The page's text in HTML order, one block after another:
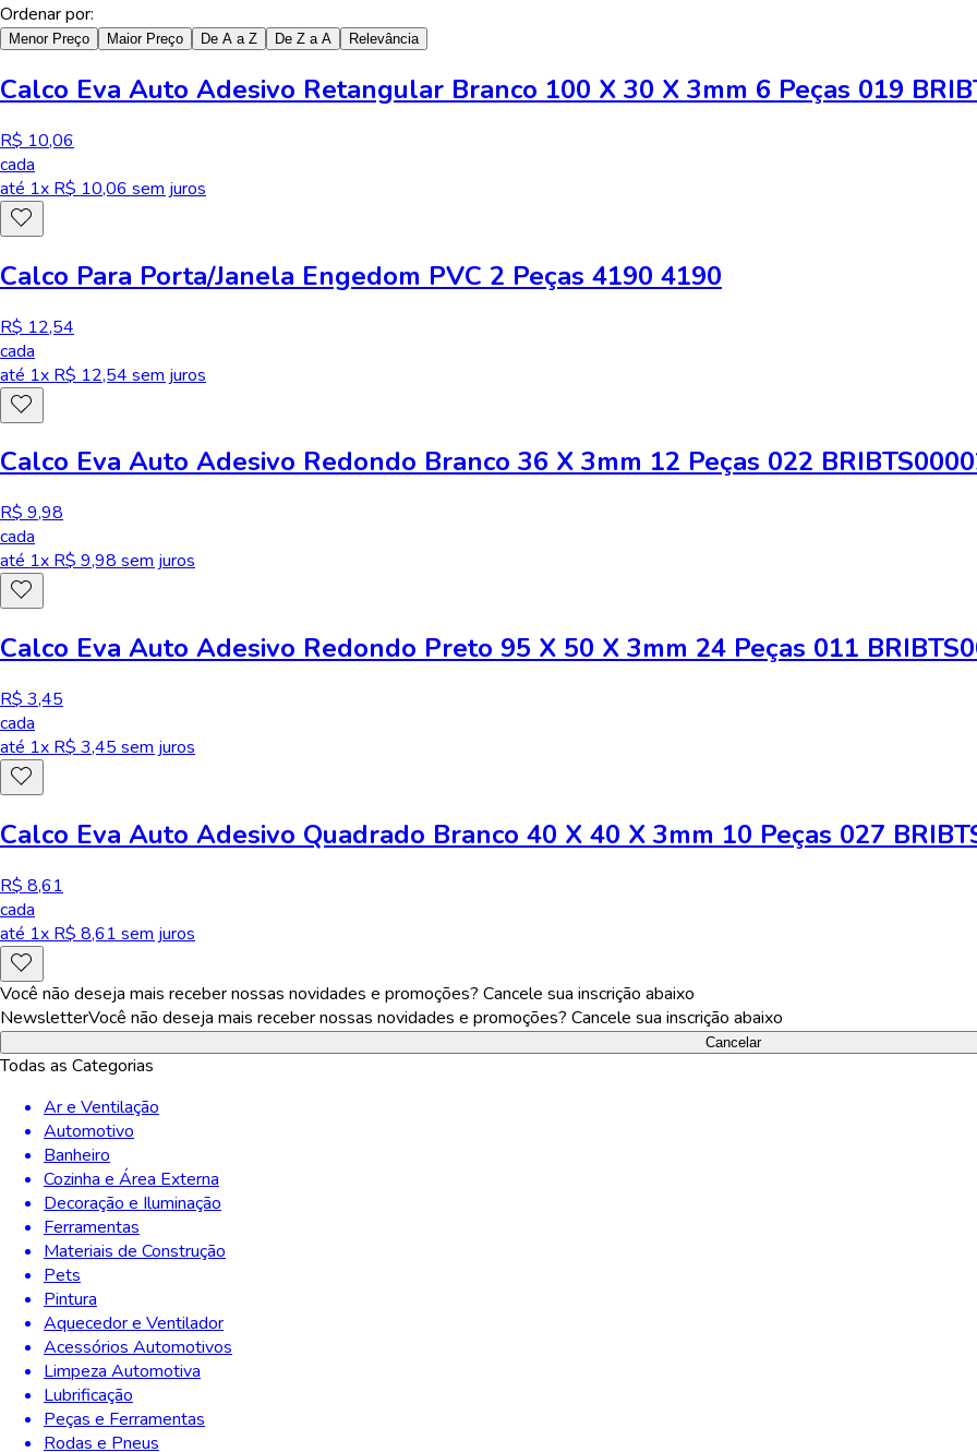
Ordenar por:
Menor Preço Maior Preço De A a Z De Z a A Relevância
Calco Eva Auto Adesivo Retangular Branco 100 X 30 X 3mm 6 Peças 019
R$ 10,06
cada
até 1x R$ 10,06 sem juros
Calco Para Porta/Janela Engedom PVC 2 Peças 4190 4190
R$ 12,54
cada
até 1x R$ 12,54 sem juros
Calco Eva Auto Adesivo Redondo Branco 36 X 3mm 12 Peças 022
R$ 9,98
cada
até 1x R$ 9,98 sem juros
Calco Eva Auto Adesivo Redondo Preto 95 X 50 X 3mm 24 Peças 011
R$ 3,45
cada
até 1x R$ 3,45 sem juros
Calco Eva Auto Adesivo Quadrado Branco 40 X 40 X 3mm 10 Peças 027
R$ 8,61
cada
até 1x R$ 8,61 sem juros
Você não deseja mais receber nossas novidades e promoções? Cancele sua inscrição abaixo
NewsletterVocê não deseja mais receber nossas novidades e promoções? Cancele sua inscrição abaixo
Cancelar
Todas as Categorias
Ar e Ventilação
Automotivo
Banheiro
Cozinha e Área Externa
Decoração e Iluminação
Ferramentas
Materiais de Construção
Pets
Pintura
Aquecedor e Ventilador
Acessórios Automotivos
Limpeza Automotiva
Lubrificação
Peças e Ferramentas
Rodas e Pneus